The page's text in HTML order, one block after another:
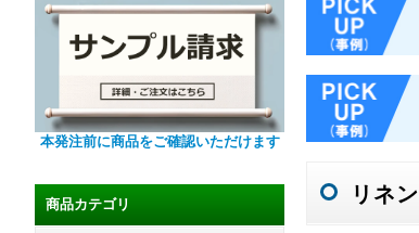
本発注前に商品をご確認いただけます
商品カテゴリ リネ